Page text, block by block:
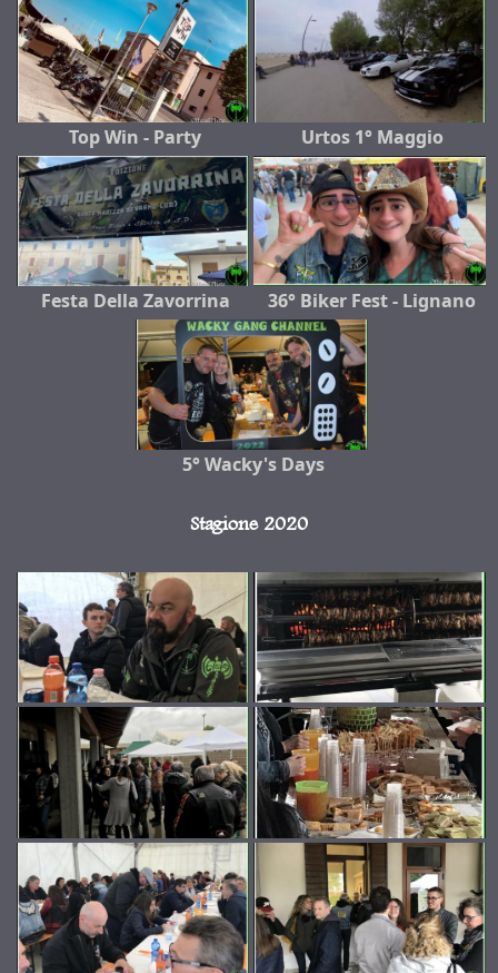
Top Win - Party Urtos 1° Maggio
Festa Della Zavorrina 36° Biker Fest - Lignano
5° Wacky's Days
Stagione 2020